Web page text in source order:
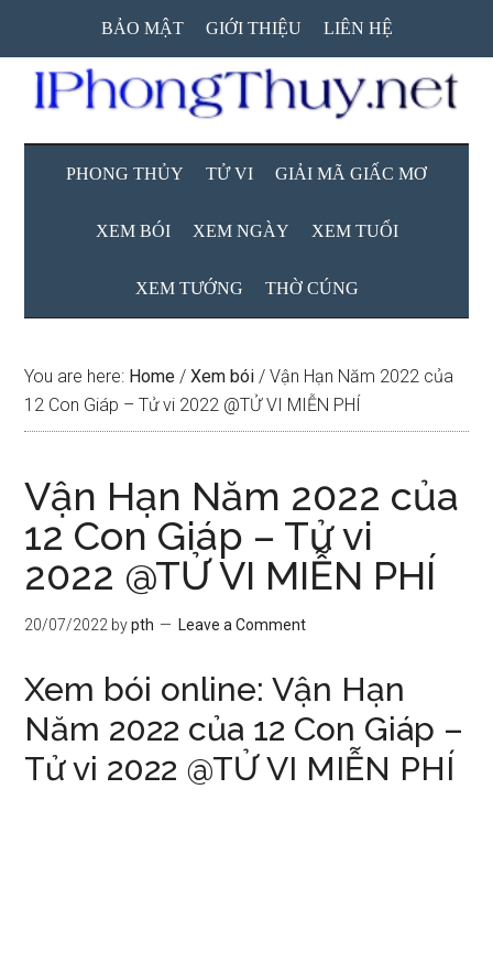
main
content
secondary
menu
primary
sidebar
BẢO MẬT GIỚI THIỆU LIÊN HỆ
PHONG THỦY TỬ VI GIẢI MÃ GIẤC MƠ
XEM BÓI XEM NGÀY XEM TUỔI
XEM TƯỚNG THỜ CÚNG
You are here: Home / Xem bói / Vận Hạn Năm 2022 của
12 Con Giáp – Tử vi 2022 @TỬ VI MIỄN PHÍ
Vận Hạn Năm 2022 của
12 Con Giáp – Tử vi
2022 @TỬ VI MIỄN PHÍ
20/07/2022 bypth Leave a Comment
Xem bói online: Vận Hạn
Năm 2022 của 12 Con Giáp –
Tử vi 2022 @TỬ VI MIỄN PHÍ